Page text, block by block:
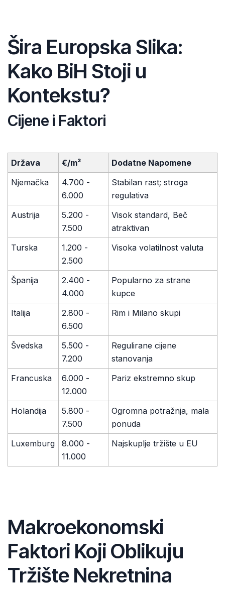
Šira Europska Slika:
Kako BiH Stoji u
Kontekstu?
Cijene i Faktori
Država €/m²
Dodatne Napomene
Njemačka
4.700 -
6.000
Stabilan rast; stroga
regulativa
Austrija
5.200 -
7.500
Visok standard, Beč
atraktivan
Turska
1.200 -
2.500
Visoka volatilnost valuta
Španija
2.400 -
4.000
Popularno za strane
kupce
Italija
2.800 -
6.500
Rim i Milano skupi
Švedska
5.500 -
7.200
Regulirane cijene
stanovanja
Francuska
6.000 -
12.000
Pariz ekstremno skup
Holandija
5.800 -
7.500
Ogromna potražnja, mala
ponuda
Luxemburg
8.000 -
11.000
Najskuplje tržište u EU
Makroekonomski
Faktori Koji Oblikuju
Tržište Nekretnina